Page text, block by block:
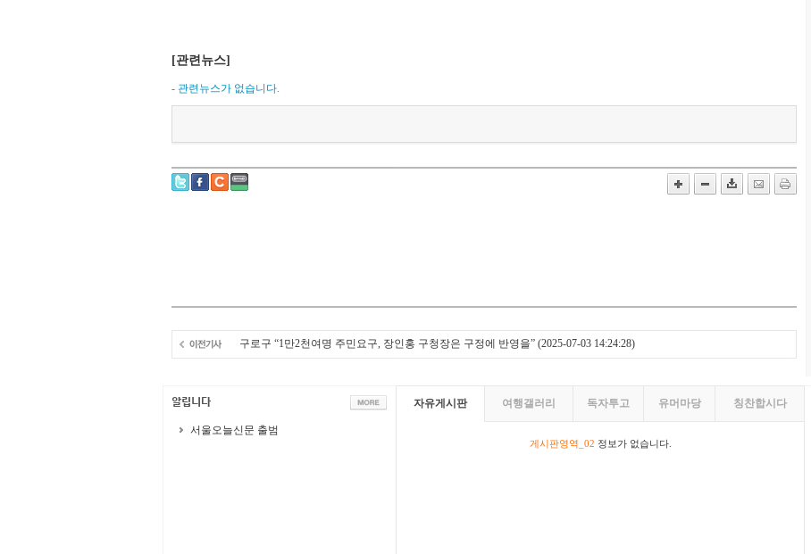
[관련뉴스]
- 관련뉴스가 없습니다.
구로구 “1만2천여명 주민요구, 장인홍 구청장은 구정에 반영을” (2025-07-03 14:24:28)
서울오늘신문 출범
자유게시판 여행갤러리 독자투고 유머마당 칭찬합시다
게시판영역_02 정보가 없습니다.